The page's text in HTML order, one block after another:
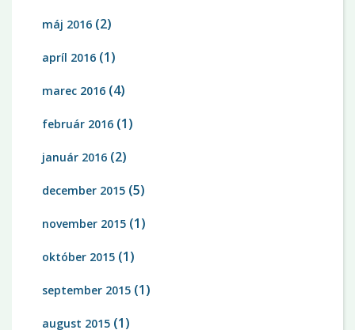
máj 2016 (2)
apríl 2016 (1)
marec 2016 (4)
február 2016 (1)
január 2016 (2)
december 2015 (5)
november 2015 (1)
október 2015 (1)
september 2015 (1)
august 2015 (1)